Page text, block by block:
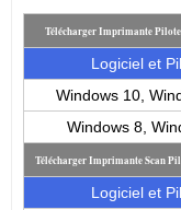
Télécharger Imprimante
Logiciel et
Windows 10,
Windows 8,
Télécharger Imprimante Scan
Logiciel et